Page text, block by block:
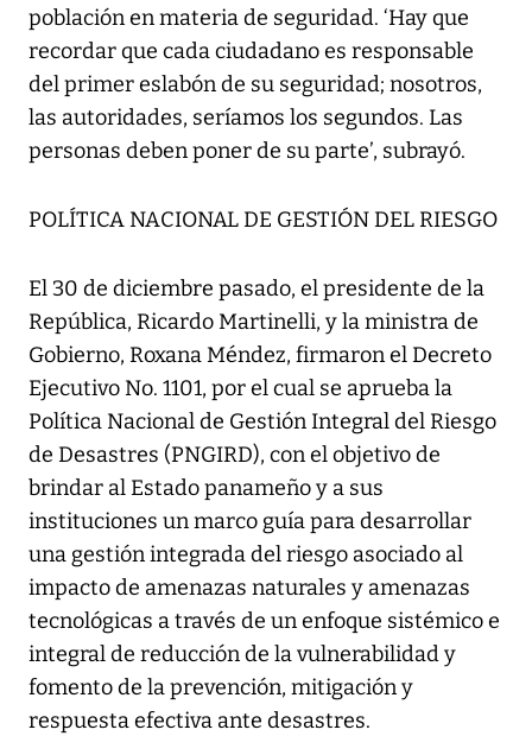
población en materia de seguridad. ‘Hay que
recordar que cada ciudadano es responsable
del primer eslabón de su seguridad; nosotros,
las autoridades, seríamos los segundos. Las
personas deben poner de su parte’, subrayó.
POLÍTICA NACIONAL DE GESTIÓN DEL RIESGO
El 30 de diciembre pasado, el presidente de la
República, Ricardo Martinelli, y la ministra de
Gobierno, Roxana Méndez, firmaron el Decreto
Ejecutivo No. 1101, por el cual se aprueba la
Política Nacional de Gestión Integral del Riesgo
de Desastres (PNGIRD), con el objetivo de
brindar al Estado panameño y a sus
instituciones un marco guía para desarrollar
una gestión integrada del riesgo asociado al
impacto de amenazas naturales y amenazas
tecnológicas a través de un enfoque sistémico e
integral de reducción de la vulnerabilidad y
fomento de la prevención, mitigación y
respuesta efectiva ante desastres.